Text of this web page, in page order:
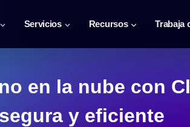
Servicios Recursos Trabaja
en la nube con
y eficiente